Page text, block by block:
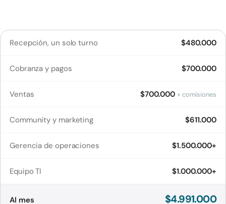
Recepción, un solo turno $480.000
Cobranza y pagos $700.000
Ventas $700.000 + comisiones
Community y marketing $611.000
Gerencia de operaciones $1.500.000+
Equipo TI $1.000.000+
Al mes $4.991.000